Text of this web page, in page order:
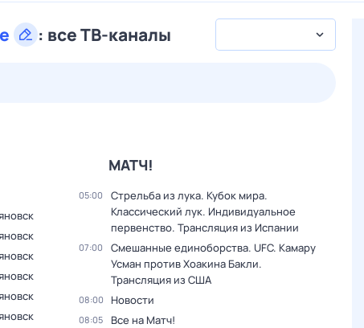
: все ТВ-каналы
МАТЧ!
05:00
Стрельба из лука. Кубок мира.
Классический лук. Индивидуальное
первенство. Трансляция из Испании
07:00
Смешанные единоборства. UFC. Камару
Усман против Хоакина Бакли.
Трансляция из США
08:00 Новости
08:05 Все на Матч!